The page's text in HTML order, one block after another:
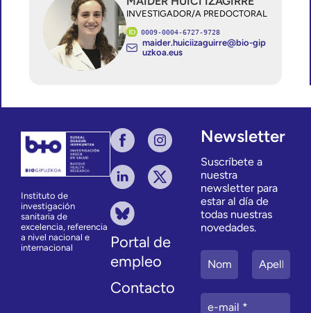
INVESTIGADOR/A PREDOCTORAL
0009-0004-6727-9728
maider.huiciizaguirre@bio-gip
uzkoa.eus
Instituto de
investigación
sanitaria de
excelencia, referencia
a nivel nacional e
internacional
Portal de
empleo
Contacto
Newsletter
Suscríbete a
nuestra
newsletter para
estar al día de
todas nuestras
novedades.